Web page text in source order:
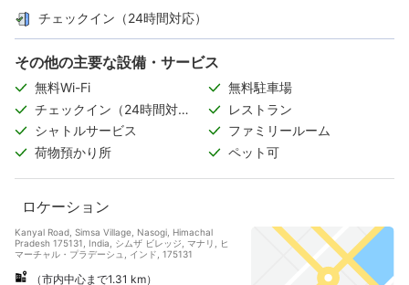
チェックイン（24時間対応）
その他の主要な設備・サービス
無料Wi-Fi
無料駐車場
チェックイン（24時間対
応）
レストラン
シャトルサービス
ファミリールーム
荷物預かり所
ペット可
ロケーション
Kanyal Road, Simsa Village, Nasogi, Himachal
Pradesh 175131, India, シムザ ビレッジ, マナリ, ヒ
マーチャル・プラデーシュ, インド, 175131
（市内中心まで1.31 km）